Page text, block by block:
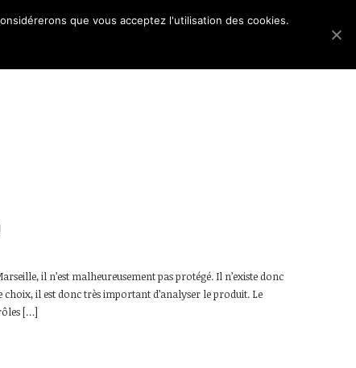
il n’est malheureusement pas protégé. Il n’existe donc
il est donc très important d’analyser le produit. Le
[…]
que vous acceptez l'utilisation des cookies.